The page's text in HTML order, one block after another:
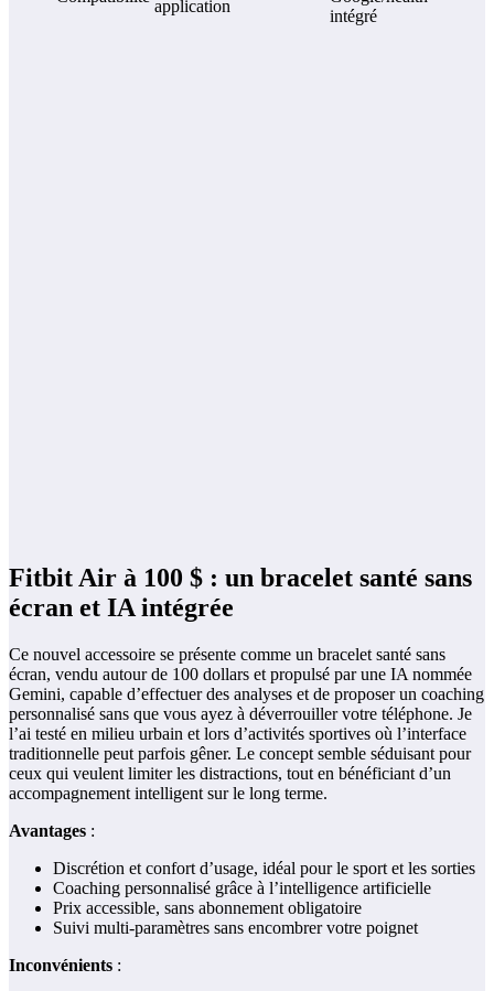
application
intégré
Fitbit Air à 100 $ : un bracelet santé sans
écran et IA intégrée
Ce nouvel accessoire se présente comme un bracelet santé sans
écran, vendu autour de 100 dollars et propulsé par une IA nommée
Gemini, capable d’effectuer des analyses et de proposer un coaching
personnalisé sans que vous ayez à déverrouiller votre téléphone. Je
l’ai testé en milieu urbain et lors d’activités sportives où l’interface
traditionnelle peut parfois gêner. Le concept semble séduisant pour
ceux qui veulent limiter les distractions, tout en bénéficiant d’un
accompagnement intelligent sur le long terme.
Avantages :
Discrétion et confort d’usage, idéal pour le sport et les sorties
Coaching personnalisé grâce à l’intelligence artificielle
Prix accessible, sans abonnement obligatoire
Suivi multi-paramètres sans encombrer votre poignet
Inconvénients :